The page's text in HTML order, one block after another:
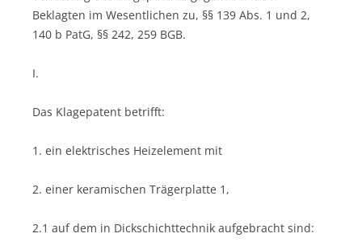
Beklagten im Wesentlichen zu, §§ 139 Abs. 1 und 2,
140 b PatG, §§ 242, 259 BGB.
I.
Das Klagepatent betrifft:
1. ein elektrisches Heizelement mit
2. einer keramischen Trägerplatte 1,
2.1 auf dem in Dickschichttechnik aufgebracht sind: